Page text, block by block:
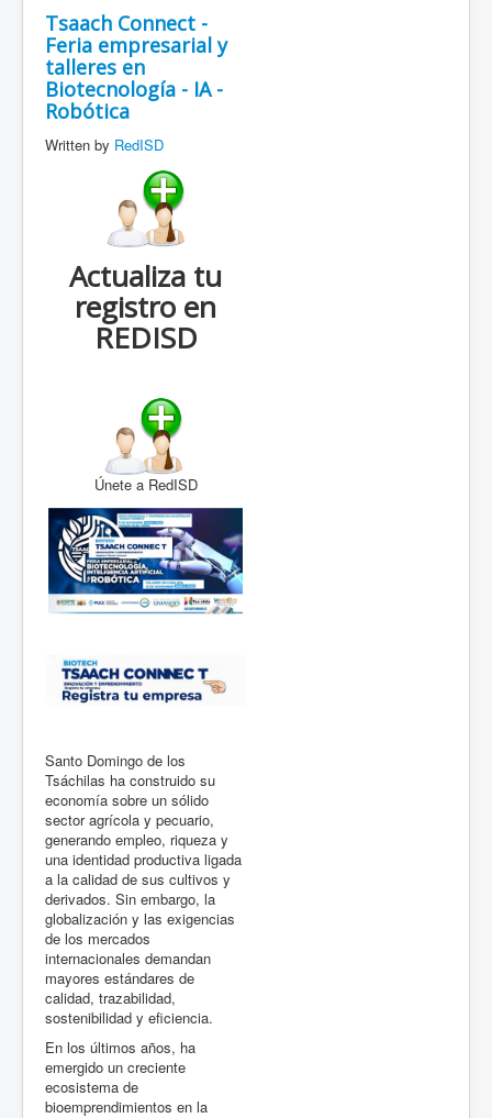
Tsaach Connect -
Feria empresarial y
talleres en
Biotecnología - IA -
Robótica
Written by RedISD
Actualiza tu
registro en
REDISD
Únete a RedISD
Santo Domingo de los
Tsáchilas ha construido su
economía sobre un sólido
sector agrícola y pecuario,
generando empleo, riqueza y
una identidad productiva ligada
a la calidad de sus cultivos y
derivados. Sin embargo, la
globalización y las exigencias
de los mercados
internacionales demandan
mayores estándares de
calidad, trazabilidad,
sostenibilidad y eficiencia.
En los últimos años, ha
emergido un creciente
ecosistema de
bioemprendimientos en la